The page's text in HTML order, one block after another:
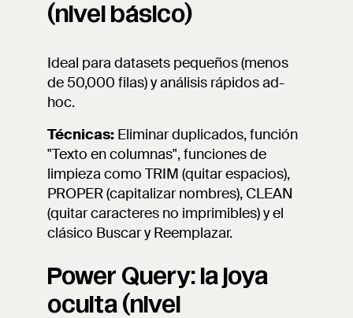
(nivel básico)
Ideal para datasets pequeños (menos
de 50,000 filas) y análisis rápidos ad-
hoc.
Técnicas: Eliminar duplicados, función
"Texto en columnas", funciones de
limpieza como TRIM (quitar espacios),
PROPER (capitalizar nombres), CLEAN
(quitar caracteres no imprimibles) y el
clásico Buscar y Reemplazar.
Power Query: la joya
oculta (nivel